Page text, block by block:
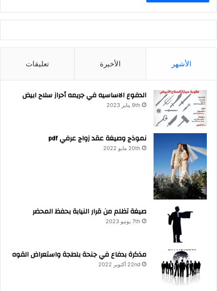
الأشهر الأخيرة تعليقات
الدفوع الاساسيه في جريمه أحراز سلاح ابيض
9th يناير 2023
نموذج وصيغة عقد زواج عرفي pdf
20th مايو 2022
صيغة تظلم من قرار النيابة بحفظ المحضر
7th يونيو 2023
مذكرة بدفاع في جنحة بلطجة واستعراض القوه
22nd أكتوبر 2022